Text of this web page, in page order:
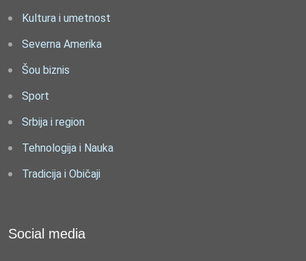
Kultura i umetnost
Severna Amerika
Šou biznis
Sport
Srbija i region
Tehnologija i Nauka
Tradicija i Običaji
Social media